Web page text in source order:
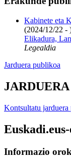
Kabinete eta
(2024/12/22 -
Elikadura,
Legealdia
Jarduera publikoa
Kontsultatu
Informazio